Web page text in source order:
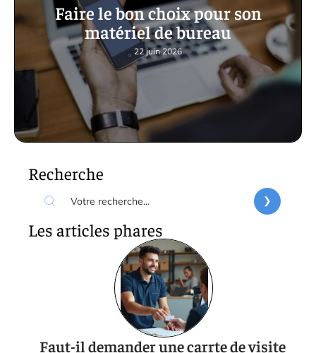
Faire le bon choix pour son
matériel de bureau
22 juin 2026
Recherche
Les articles phares
Faut-il demander une carrte de visite